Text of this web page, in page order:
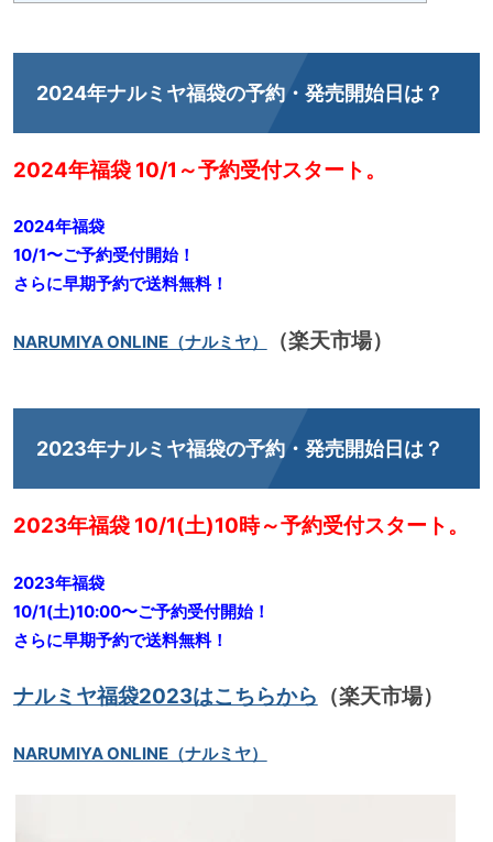
2024年ナルミヤ福袋の予約・発売開始日は？
2024年福袋 10/1～予約受付スタート。
2024年福袋
10/1〜ご予約受付開始！
さらに早期予約で送料無料！
NARUMIYA ONLINE（ナルミヤ） （楽天市場）
2023年ナルミヤ福袋の予約・発売開始日は？
2023年福袋 10/1(土)10時～予約受付スタート。
2023年福袋
10/1(土)10:00〜ご予約受付開始！
さらに早期予約で送料無料！
ナルミヤ福袋2023はこちらから （楽天市場）
NARUMIYA ONLINE（ナルミヤ）